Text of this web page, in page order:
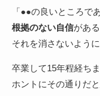
「●●の良いところで
根拠のない自信があ
それを消さないよう
卒業して15年程経ち
ホントにその通りだと